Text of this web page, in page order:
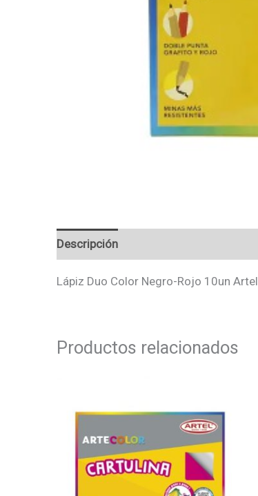
Descripción
Lápiz Duo Color Negro-Rojo 10un Artel
Productos relacionados